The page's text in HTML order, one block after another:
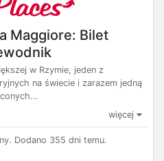
Maggiore: Bilet
w Rzymie, jeden z
na świecie i zarazem jedną
więcej
Dodano 355 dni temu.